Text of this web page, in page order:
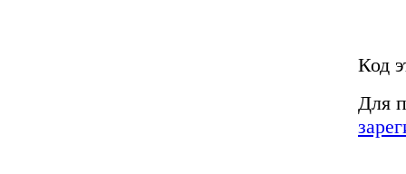
Код
Для